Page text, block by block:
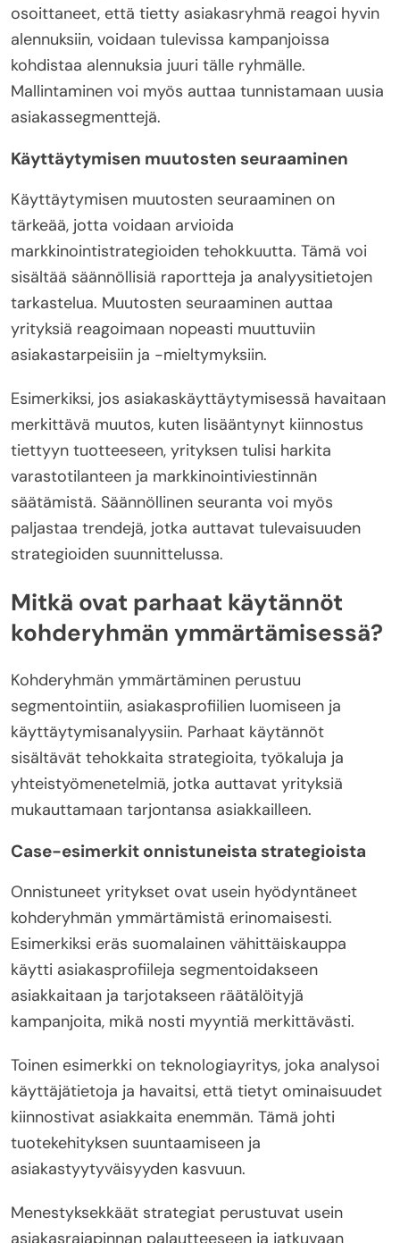
osoittaneet, että tietty asiakasryhmä reagoi hyvin
alennuksiin, voidaan tulevissa kampanjoissa
kohdistaa alennuksia juuri tälle ryhmälle.
Mallintaminen voi myös auttaa tunnistamaan uusia
asiakassegmenttejä.
Käyttäytymisen muutosten seuraaminen
Käyttäytymisen muutosten seuraaminen on
tärkeää, jotta voidaan arvioida
markkinointistrategioiden tehokkuutta. Tämä voi
sisältää säännöllisiä raportteja ja analyysitietojen
tarkastelua. Muutosten seuraaminen auttaa
yrityksiä reagoimaan nopeasti muuttuviin
asiakastarpeisiin ja -mieltymyksiin.
Esimerkiksi, jos asiakaskäyttäytymisessä havaitaan
merkittävä muutos, kuten lisääntynyt kiinnostus
tiettyyn tuotteeseen, yrityksen tulisi harkita
varastotilanteen ja markkinointiviestinnän
säätämistä. Säännöllinen seuranta voi myös
paljastaa trendejä, jotka auttavat tulevaisuuden
strategioiden suunnittelussa.
Mitkä ovat parhaat käytännöt
kohderyhmän ymmärtämisessä?
Kohderyhmän ymmärtäminen perustuu
segmentointiin, asiakasprofiilien luomiseen ja
käyttäytymisanalyysiin. Parhaat käytännöt
sisältävät tehokkaita strategioita, työkaluja ja
yhteistyömenetelmiä, jotka auttavat yrityksiä
mukauttamaan tarjontansa asiakkailleen.
Case-esimerkit onnistuneista strategioista
Onnistuneet yritykset ovat usein hyödyntäneet
kohderyhmän ymmärtämistä erinomaisesti.
Esimerkiksi eräs suomalainen vähittäiskauppa
käytti asiakasprofiileja segmentoidakseen
asiakkaitaan ja tarjotakseen räätälöityjä
kampanjoita, mikä nosti myyntiä merkittävästi.
Toinen esimerkki on teknologiayritys, joka analysoi
käyttäjätietoja ja havaitsi, että tietyt ominaisuudet
kiinnostivat asiakkaita enemmän. Tämä johti
tuotekehityksen suuntaamiseen ja
asiakastyytyväisyyden kasvuun.
Menestyksekkäät strategiat perustuvat usein
asiakasrajapinnan palautteeseen ja jatkuvaan